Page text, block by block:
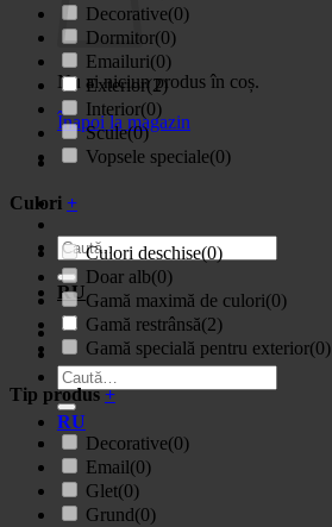
Nu ai niciun produs în coș.
Înapoi la magazin
Caută
după:
RU
Caută
după:
RU
Decorative(0)
Dormitor(0)
Emailuri(0)
Exterior(2)
Interior(0)
Scule(0)
Vopsele speciale(0)
Culori +
Culori deschise(0)
Doar alb(0)
Gamă maximă de culori(0)
Gamă restrânsă(2)
Gamă specială pentru exterior(0)
Tip produs+
Decorative(0)
Email(0)
Glet(0)
Grund(0)